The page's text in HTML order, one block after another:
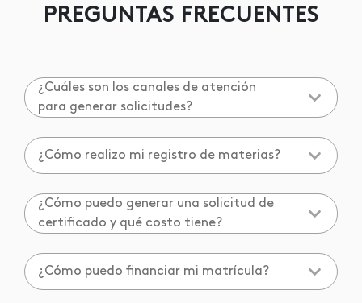
PREGUNTAS FRECUENTES
¿Cuáles son los canales de atención
para generar solicitudes?
¿Cómo realizo mi registro de materias?
¿Cómo puedo generar una solicitud de
certificado y qué costo tiene?
¿Cómo puedo financiar mi matrícula?